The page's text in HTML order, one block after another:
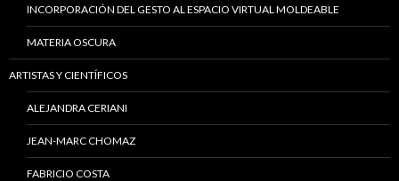
INCORPORACIÓN DEL GESTO AL ESPACIO VIRTUAL MOLDEABLE
MATERIA OSCURA
ARTISTAS Y CIENTÍFICOS
ALEJANDRA CERIANI
JEAN-MARC CHOMAZ
FABRICIO COSTA